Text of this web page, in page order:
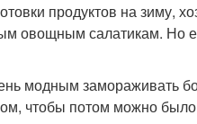
продуктов на
овощным салатикам. Но
модным замораживать
чтобы потом можно было